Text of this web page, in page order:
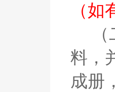
（
料，
成册